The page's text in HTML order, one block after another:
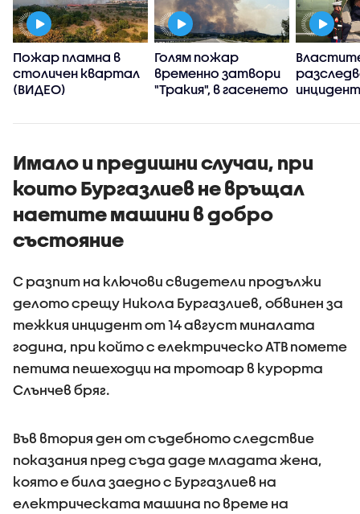
Пожар пламна в
столичен квартал
(ВИДЕО)
Голям пожар
временно затвори
"Тракия", в гасенето
хеликоптера
Тръмп и
Имало и предишни случаи, при
които Бургазлиев не връщал
наетите машини в добро
състояние
С разпит на ключови свидетели продължи
делото срещу Никола Бургазлиев, обвинен за
тежкия инцидент от 14 август миналата
година, при който с електрическо АТВ помете
петима пешеходци на тротоар в курорта
Слънчев бряг.
Във втория ден от съдебното следствие
показания пред съда даде младата жена,
която е била заедно с Бургазлиев на
електрическата машина по време на